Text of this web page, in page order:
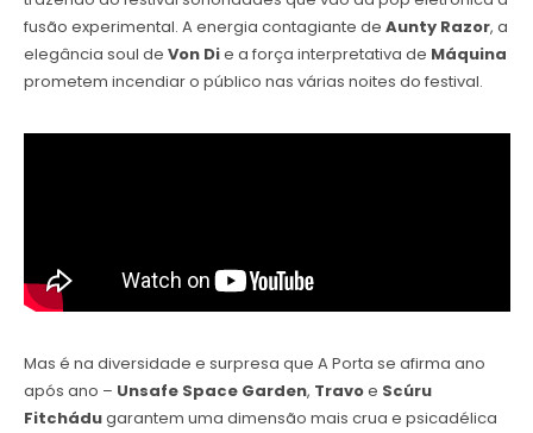
fusão experimental. A energia contagiante de Aunty Razor, a
elegância soul de Von Die a força interpretativa de Máquina
prometem incendiar o público nas várias noites do festival.
Mas é na diversidade e surpresa que A Porta se afirma ano
após ano – Unsafe Space Garden, Travoe Scúru
Fitchádugarantem uma dimensão mais crua e psicadélica